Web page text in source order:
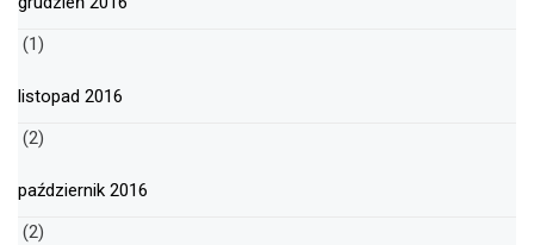
(1)
listopad 2016
(2)
październik 2016
(2)